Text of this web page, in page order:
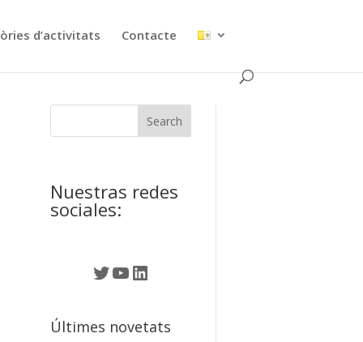
d’activitats Contacte
Nuestras redes
sociales:
Twitter
YouTube
LinkedIn
Últimes novetats